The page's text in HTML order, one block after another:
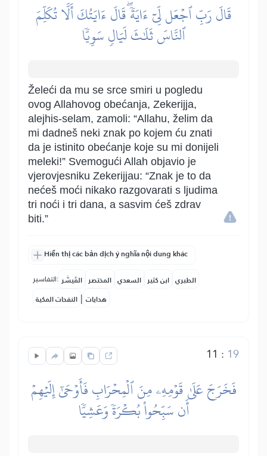
قَالَ رَبِّ ٱجۡعَل لِّيٓ ءَايَةٗۖ قَالَ ءَايَتُكَ أَلَّا تُكَلِّمَ
ٱلنَّاسَ ثَلَٰثَ لَيَالٖ سَوِيّٗا
Želeći da mu se srce smiri u pogledu
ovog Allahovog obećanja, Zekerijja,
alejhis-selam, zamoli: “Allahu, želim da
mi dadneš neki znak po kojem ću znati
da je istinito obećanje koje su mi donijeli
meleki!” Svemogući Allah objavio je
vjerovjesniku Zekerijjau: “Znak je to da
nećeš moći nikako razgovarati s ljudima
tri noći i tri dana, a sasvim ćeš zdrav
biti.”
Hiển thị các bản dịch ý nghĩa nội dung khác
التفاسير: المُيسَّر المختصر السعدي ابن كثير الطبري
النفحات المكية | هدايات
11 : 19
فَخَرَجَ عَلَىٰ قَوۡمِهِۦ مِنَ ٱلۡمِحۡرَابِ فَأَوۡحَىٰٓ إِلَيۡهِمۡ
أَن سَبِّحُواْ بُكۡرَةٗ وَعَشِيّٗا